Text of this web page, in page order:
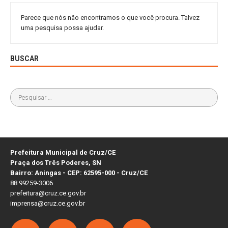
Parece que nós não encontramos o que você procura. Talvez
uma pesquisa possa ajudar.
BUSCAR
Prefeitura Municipal de Cruz/CE
Praça dos Três Poderes, SN
Bairro: Aningas - CEP: 62595-000 - Cruz/CE
88 99259-3006
prefeitura@cruz.ce.gov.br
imprensa@cruz.ce.gov.br